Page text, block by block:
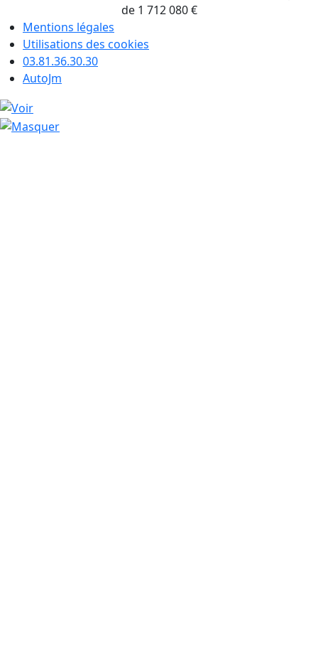
de 1 712 080 €
Mentions légales
Utilisations des cookies
03.81.36.30.30
AutoJm